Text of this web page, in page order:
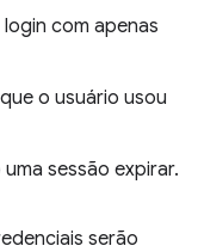
com apenas
o usuário usou
sessão expirar.
serão